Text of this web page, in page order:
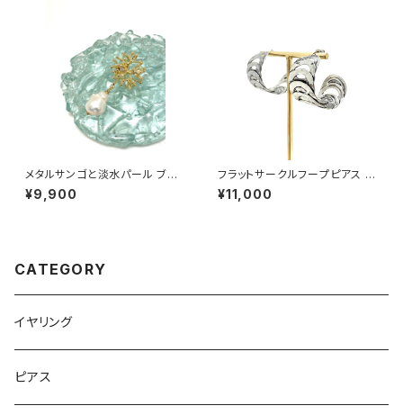
メタルサンゴと淡水パール ブロ
ーチ
¥9,900
フラットサークルフープピアス si
lver
¥11,000
CATEGORY
イヤリング
ピアス